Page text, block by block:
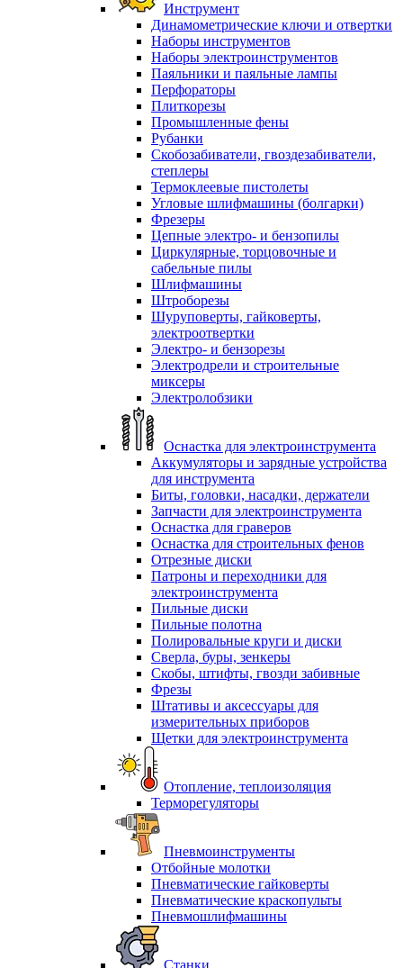
Инструмент
Динамометрические ключи и отвертки
Наборы инструментов
Наборы электроинструментов
Паяльники и паяльные лампы
Перфораторы
Плиткорезы
Промышленные фены
Рубанки
Скобозабиватели, гвоздезабиватели,
степлеры
Термоклеевые пистолеты
Угловые шлифмашины (болгарки)
Фрезеры
Цепные электро- и бензопилы
Циркулярные, торцовочные и
сабельные пилы
Шлифмашины
Штроборезы
Шуруповерты, гайковерты,
электроотвертки
Электро- и бензорезы
Электродрели и строительные
миксеры
Электролобзики
Оснастка для электроинструмента
Аккумуляторы и зарядные устройства
для инструмента
Биты, головки, насадки, держатели
Запчасти для электроинструмента
Оснастка для граверов
Оснастка для строительных фенов
Отрезные диски
Патроны и переходники для
электроинструмента
Пильные диски
Пильные полотна
Полировальные круги и диски
Сверла, буры, зенкеры
Скобы, штифты, гвозди забивные
Фрезы
Штативы и аксессуары для
измерительных приборов
Щетки для электроинструмента
Отопление, теплоизоляция
Терморегуляторы
Пневмоинструменты
Отбойные молотки
Пневматические гайковерты
Пневматические краскопульты
Пневмошлифмашины
Станки